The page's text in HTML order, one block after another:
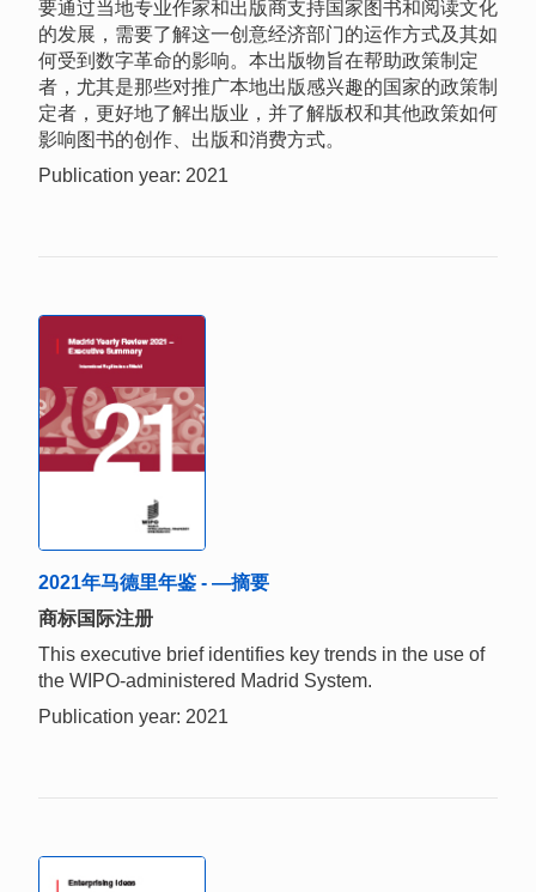
要通过当地专业作家和出版商支持国家图书和阅读文化
的发展，需要了解这一创意经济部门的运作方式及其如
何受到数字革命的影响。本出版物旨在帮助政策制定
者，尤其是那些对推广本地出版感兴趣的国家的政策制
定者，更好地了解出版业，并了解版权和其他政策如何
影响图书的创作、出版和消费方式。
Publication year: 2021
2021年马德里年鉴 - —摘要
商标国际注册
This executive brief identifies key trends in the use of
the WIPO-administered Madrid System.
Publication year: 2021